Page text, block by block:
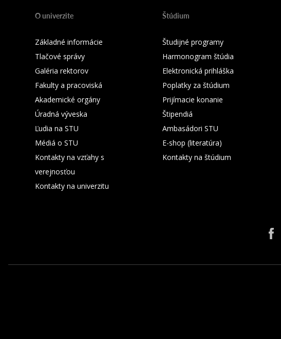
O univerzite
Základné informácie
Tlačové správy
Galéria rektorov
Fakulty a pracoviská
Akademické orgány
Úradná výveska
Ľudia na STU
Médiá o STU
Kontakty na vzťahy s
verejnosťou
Kontakty na univerzitu
Štúdium
Študijné programy
Harmonogram štúdia
Elektronická prihláška
Poplatky za štúdium
Prijímacie konanie
Štipendiá
Ambasádori STU
E-shop (literatúra)
Kontakty na štúdium